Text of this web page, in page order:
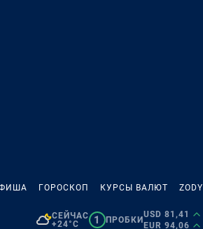
ГОРОСКОП КУРСЫ ВАЛЮТ ZODY
СЕЙЧАС
+24°C
1 ПРОБКИ
USD 81,41
EUR 94,06